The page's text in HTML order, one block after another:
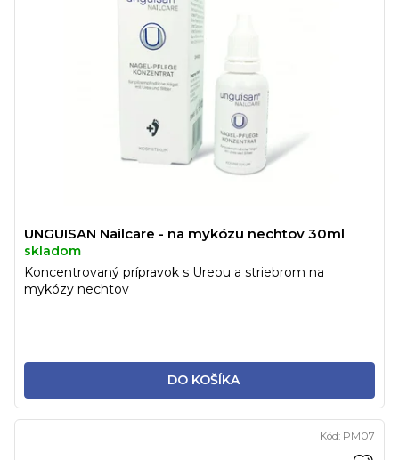
UNGUISAN Nailcare - na mykózu nechtov 30ml
skladom
DO KOŠÍKA
Koncentrovaný prípravok s Ureou a striebrom na
mykózy nechtov
Kód: PM07